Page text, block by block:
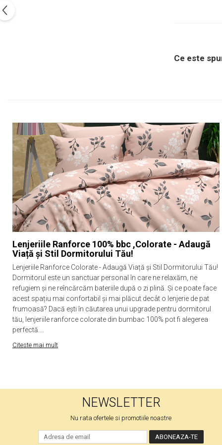
Ce este
Lenjeriile Ranforce 100% bbc ,Colorate - Adaugă
Viață și Stil Dormitorului Tău!
Lenjeriile Ranforce Colorate - Adaugă Viață și Stil Dormitorului Tău!
Dormitorul este un sanctuar personal în care ne relaxăm, ne
refugiem și ne reîncărcăm bateriile după o zi plină. Și ce poate face
acest spațiu mai confortabil și mai plăcut decât o lenjerie de pat
frumoasă? Dacă ești în căutarea unui upgrade pentru dormitorul
tău, lenjeriile ranforce colorate din bumbac 100% pot fi alegerea
perfectă....
Citeste mai mult
NEWSLETTER
Nu rata ofertele si promotiile noastre